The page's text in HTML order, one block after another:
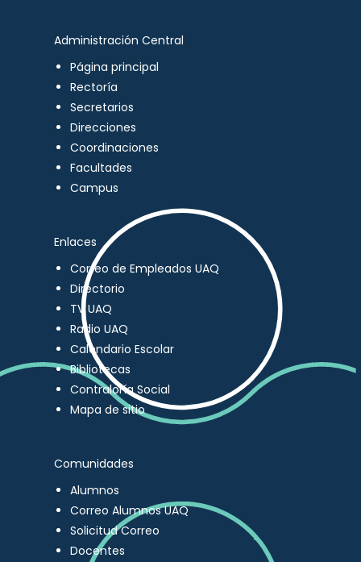
Administración Central
Página principal
Rectoría
Secretarios
Direcciones
Coordinaciones
Facultades
Campus
Enlaces
Correo de Empleados UAQ
Directorio
TV UAQ
Radio UAQ
Calendario Escolar
Bibliotecas
Contraloría Social
Mapa de sitio
Comunidades
Alumnos
Correo Alumnos UAQ
Solicitud Correo
Docentes